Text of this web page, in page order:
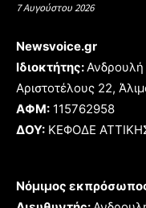
7 Αυγούστου 2026
Newsvoice.gr
Ιδιοκτήτης:
Αριστοτέλους 22,
ΑΦΜ: 115762958
ΔΟΥ: ΚΕΦΟΔΕ
Νόμιμος